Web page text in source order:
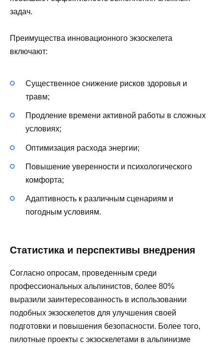
задач.
Преимущества инновационного экзоскелета
включают:
Существенное снижение рисков здоровья и
травм;
Продление времени активной работы в сложных
условиях;
Оптимизация расхода энергии;
Повышение уверенности и психологического
комфорта;
Адаптивность к различным сценариям и
погодным условиям.
Статистика и перспективы внедрения
Согласно опросам, проведенным среди
профессиональных альпинистов, более 80%
выразили заинтересованность в использовании
подобных экзоскелетов для улучшения своей
подготовки и повышения безопасности. Более того,
пилотные проекты с экзоскелетами в альпинизме